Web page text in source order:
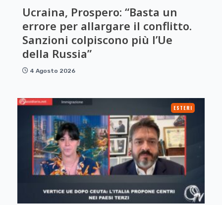
Ucraina, Prospero: “Basta un
errore per allargare il conflitto.
Sanzioni colpiscono più l’Ue
della Russia”
4 Agosto 2026
ESTERI